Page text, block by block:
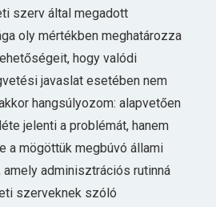
szerv által megadott
oly mértékben meghatározza
hogy valódi
javaslat esetében nem
hangsúlyozom: alapvetően
jelenti a problémát, hanem
a mögöttük megbúvó állami
amely adminisztrációs rutinná
szerveknek szóló